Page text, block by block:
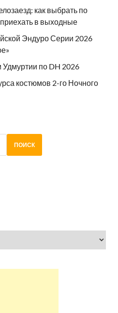
как выбрать по
приехать в выходные
Эндуро Серии 2026
по DH 2026
костюмов 2-го Ночного
ПОИСК